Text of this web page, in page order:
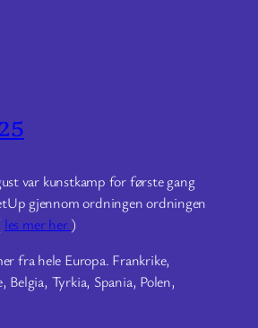
var kunstkamp for første gang
gjennom ordningen ordningen
les mer her)
fra hele Europa. Frankrike,
Tyrkia, Spania, Polen,